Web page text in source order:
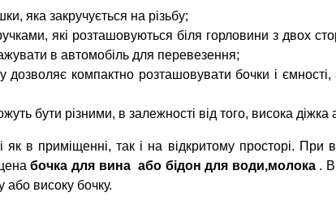
яка закручується на різьбу;
які розташовуються біля горловини з двох
в автомобіль для перевезення;
компактно розташовувати бочки і ємності,
бути різними, в залежності від того, висока діжка
в приміщенні, так і на відкритому просторі. При
бочка для вина або бідон для води,молока. В
або високу бочку.